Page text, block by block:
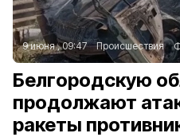
9 июня , 09:47 Происшествия
Белгородскую
продолжают
ракеты